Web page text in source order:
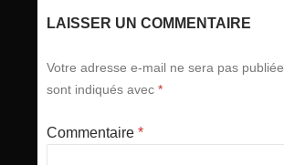
LAISSER UN COMMENTAIRE
Votre adresse e-mail ne sera pas publiée.
sont indiqués avec *
Commentaire *